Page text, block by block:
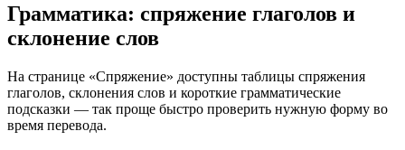
Грамматика: спряжение глаголов и
склонение слов
На странице «Спряжение» доступны таблицы спряжения
глаголов, склонения слов и короткие грамматические
подсказки — так проще быстро проверить нужную форму во
время перевода.